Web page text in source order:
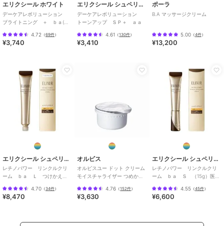
エリクシール ホワイト
デーケアレボリューション
ブライトニング ＋ ｂａ(医
4.72 （69件）
¥3,740
エリクシール シュペリエル
デーケアレボリューション
トーンアップ ＳＰ＋ ａａ
4.61 （130件）
¥3,410
ポーラ
B.A マッサージクリーム
5.00（4件）
¥13,200
エリクシール シュペリエル
レチノパワー リンクルクリ
ーム ｂａ Ｌ つけかえ
4.70 （34件）
¥8,470
オルビス
オルビスユー ドット クリーム
モイスチャライザー つめかえ
4.76 （152件）
¥3,630
エリクシール シュペリエル
レチノパワー リンクルクリ
ーム ｂａ Ｓ （15g）医薬
4.55（45件）
¥6,600